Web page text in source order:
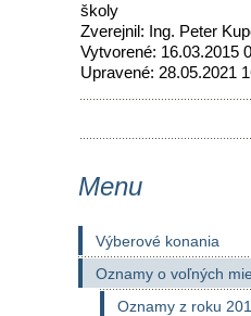
školy
Zverejnil: Ing. Peter
Vytvorené: 16.03.2015
Upravené: 28.05.2021
Menu
Výberové konania
Oznamy o voľných
Oznamy z roku